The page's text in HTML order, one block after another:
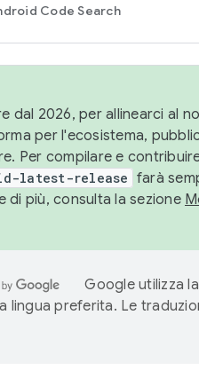
Code Search
dal 2026, per allinearci al
per l'ecosistema,
Per compilare e
latest-release farà
di più, consulta la sezione
Google utilizza
lingua preferita. Le